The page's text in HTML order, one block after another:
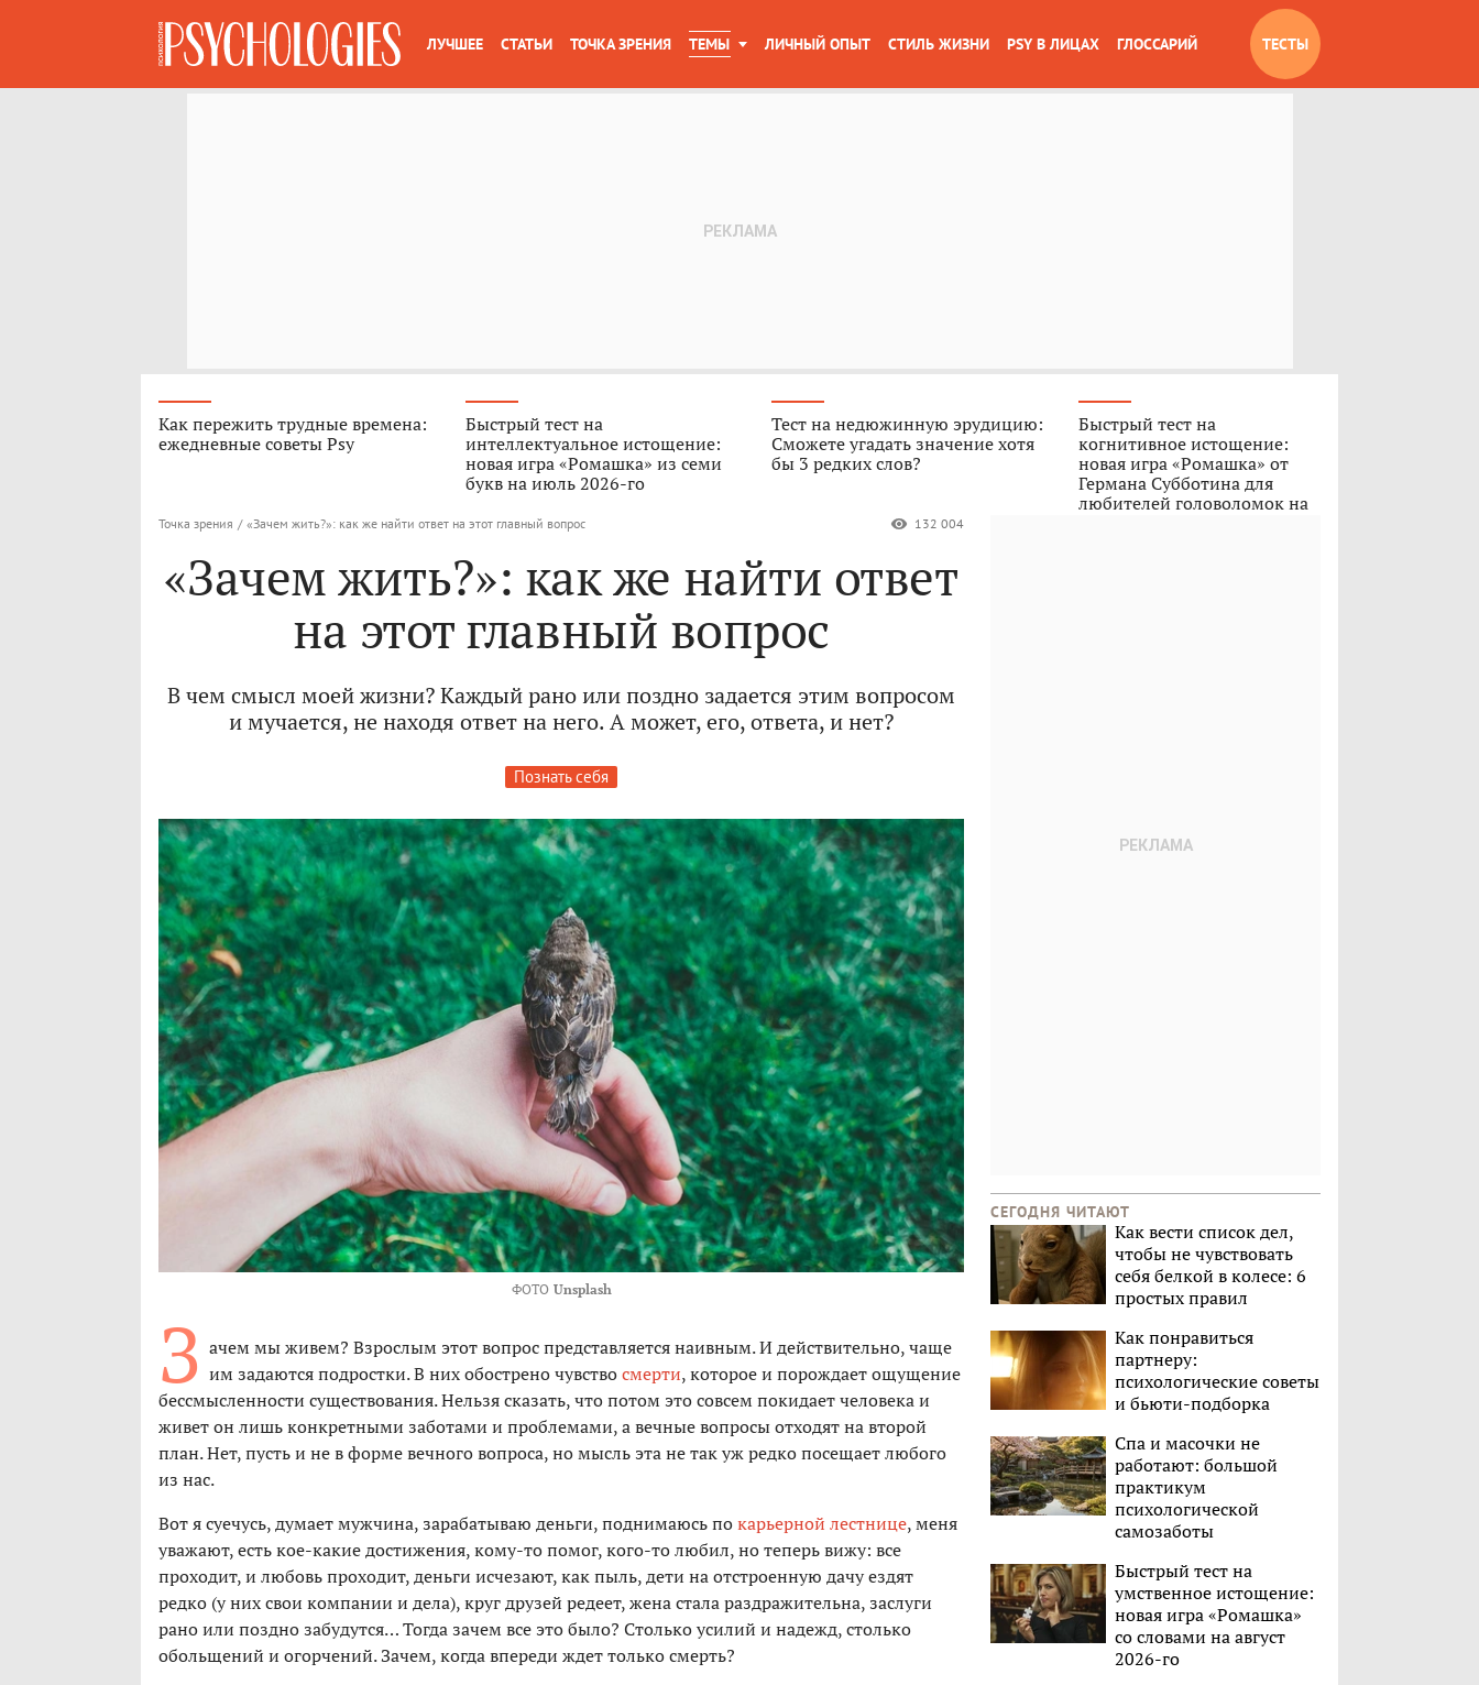
ЛУЧШЕЕ СТАТЬИ ТОЧКА ЗРЕНИЯ ТЕМЫ ЛИЧНЫЙ ОПЫТ СТИЛЬ ЖИЗНИ PSY В ЛИЦАХ ГЛОССАРИЙ ТЕСТЫ
Как пережить трудные времена:
ежедневные советы Psy
Быстрый тест на
интеллектуальное истощение:
новая игра «Ромашка» из семи
букв на июль 2026-го
Тест на недюжинную эрудицию:
Сможете угадать значение хотя
бы 3 редких слов?
Быстрый тест на
когнитивное истощение:
новая игра «Ромашка» от
Германа Субботина для
любителей головоломок на
Точка зрения / «Зачем жить?»: как же найти ответ на этот главный вопрос 132 004
«Зачем жить?»: как же найти ответ
на этот главный вопрос
В чем смысл моей жизни? Каждый рано или поздно задается этим вопросом
и мучается, не находя ответ на него. А может, его, ответа, и нет?
Познать себя
ФОТО Unsplash
З ачем мы живем? Взрослым этот вопрос представляется наивным. И действительно, чаще
им задаются подростки. В них обострено чувствосмерти, которое и порождает ощущение
бессмысленности существования. Нельзя сказать, что потом это совсем покидает человека и
живет он лишь конкретными заботами и проблемами, а вечные вопросы отходят на второй
план. Нет, пусть и не в форме вечного вопроса, но мысль эта не так уж редко посещает любого
из нас.
Вот я суечусь, думает мужчина, зарабатываю деньги, поднимаюсь покарьерной лестнице, меня
уважают, есть кое-какие достижения, кому-то помог, кого-то любил, но теперь вижу: все
проходит, и любовь проходит, деньги исчезают, как пыль, дети на отстроенную дачу ездят
редко (у них свои компании и дела), круг друзей редеет, жена стала раздражительна, заслуги
рано или поздно забудутся… Тогда зачем все это было? Столько усилий и надежд, столько
обольщений и огорчений. Зачем, когда впереди ждет только смерть?
СЕГОДНЯ ЧИТАЮТ
Как вести список дел,
чтобы не чувствовать
себя белкой в колесе: 6
простых правил
Как понравиться
партнеру:
психологические советы
и бьюти-подборка
Спа и масочки не
работают: большой
практикум
психологической
самозаботы
Быстрый тест на
умственное истощение:
новая игра «Ромашка»
со словами на август
2026-го